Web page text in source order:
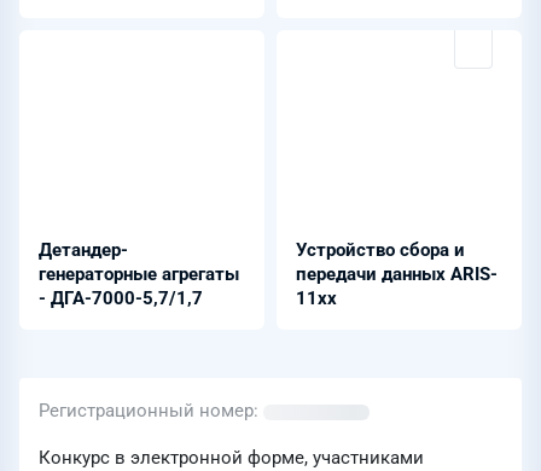
Детандер-
генераторные агрегаты
- ДГА-7000-5,7/1,7
Устройство сбора и
передачи данных ARIS-
11xx
Регистрационный номер
Конкурс в электронной форме, участниками